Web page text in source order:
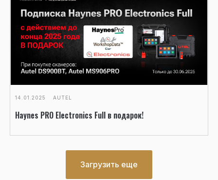
14.01.2025 AUTEL
Haynes PRO Electronics Full в подарок!
Загрузить еще